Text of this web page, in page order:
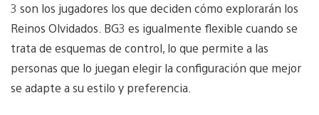
3 son los jugadores los que deciden cómo explorarán los
Reinos Olvidados. BG3 es igualmente flexible cuando se
trata de esquemas de control, lo que permite a las
personas que lo juegan elegir la configuración que mejor
se adapte a su estilo y preferencia.